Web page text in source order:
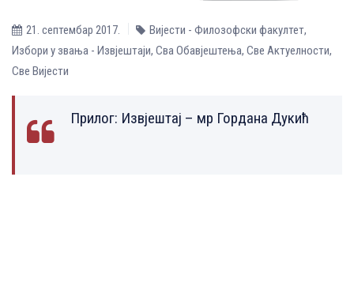
21. септембар 2017. Вијести - Филозофски факултет,
Избори у звања - Извјештаји, Сва Обавјештења, Све Aктуелности,
Све Вијести
Прилог: Извјештај – мр Гордана Дукић